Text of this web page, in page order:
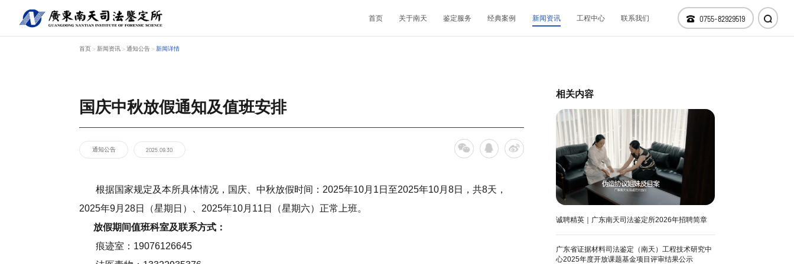
首页 关于南天 鉴定服务 经典案例 新闻资讯 工程中心 联系我们 0755-82929519
关于南天 机构文化
鉴定服务
经典案例 文件形成时间鉴定
新闻资讯
工程中心
首页 > 新闻资讯 > 通知公告 > 新闻详情
国庆中秋放假通知及值班安排
通知公告 2025.09.30
根据国家规定及本所具体情况，国庆、中秋放假时间：2025年10月1日至2025年10月8日，共8天，
2025年9月28日（星期日）、2025年10月11日（星期六）正常上班。
放假期间值班科室及联系方式：
痕迹室：19076126645
相关内容
诚聘精英｜广东南天司法鉴定所2026年招聘简章
广东省证据材料司法鉴定（南天）工程技术研究中
心2025年度开放课题基金项目评审结果公示